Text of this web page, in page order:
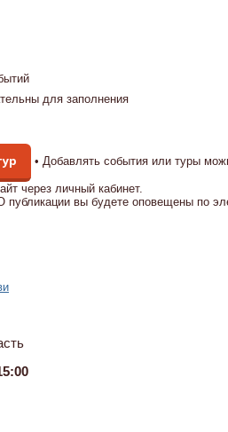
для заполнения
• Добавлять события или туры
через личный кабинет.
вы будете оповещены по